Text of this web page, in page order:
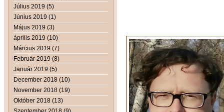
Július 2019 (5)
Június 2019 (1)
Május 2019 (3)
április 2019 (10)
Március 2019 (7)
Február 2019 (8)
Január 2019 (5)
December 2018 (10)
November 2018 (19)
Október 2018 (13)